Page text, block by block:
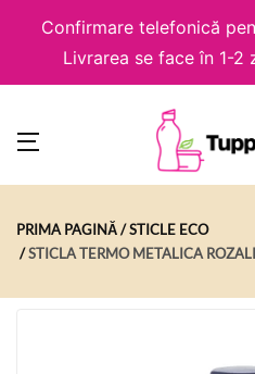
Confirmare telefonică
Livrarea se face în 1-2
PRIMA PAGINĂ
STICLE ECO
STICLA TERMO METALICA